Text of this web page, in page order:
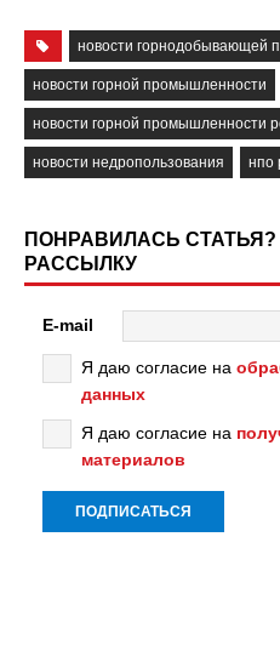
новости горнодобывающей
новости горной промышленности
новости горной промышленности
новости недропользования нпо
ПОНРАВИЛАСЬ
РАССЫЛКУ
E-mail
Я даю согласие на
данных
Я даю согласие на
материалов